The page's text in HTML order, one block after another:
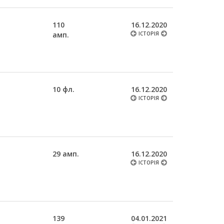
110
амп.
16.12.2020
ІСТОРІЯ
10 фл. 16.12.2020
ІСТОРІЯ
29 амп. 16.12.2020
ІСТОРІЯ
139
04.01.2021